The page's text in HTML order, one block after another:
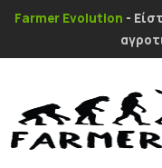
Farmer Evolution -